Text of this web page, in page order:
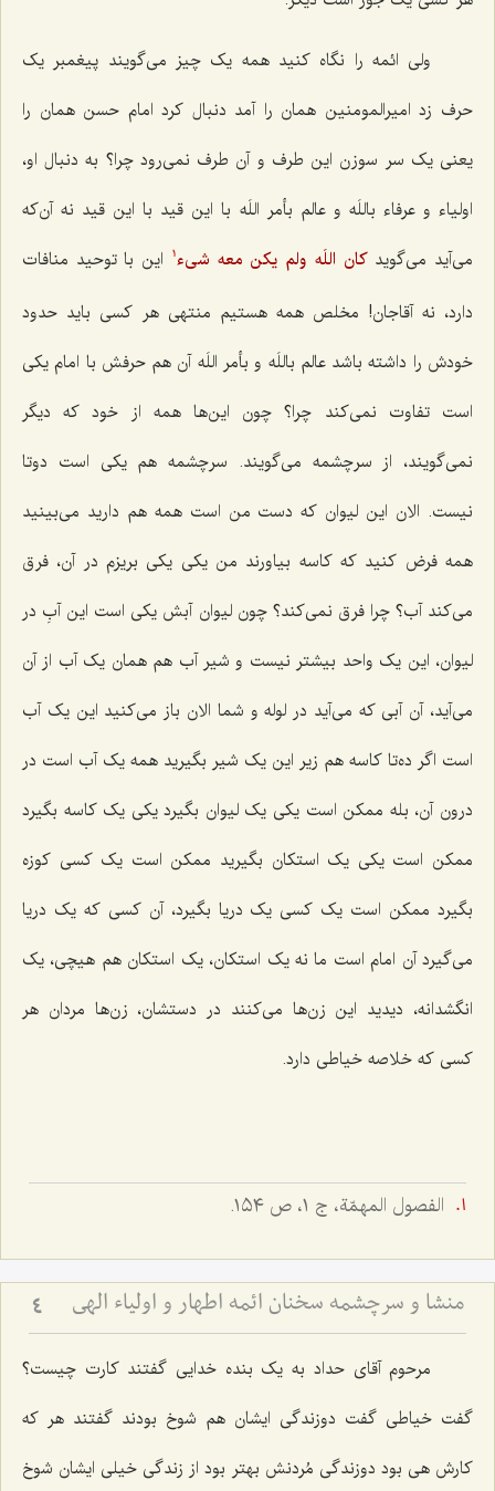
ولی ائمه را نگاه کنید همه یک چیز می‌گویند پیغمبر یک
حرف زد امیرالمومنین همان را آمد دنبال کرد امام حسن همان را
یعنی یک سر سوزن این طرف و آن طرف نمی‌رود چرا؟ به دنبال او،
اولیاء و عرفاء باللَه و عالم بأمر اللَه با این قید با این قید نه آن‌که
می‌آید می‌گوید کان اللَه ولم یکن معه شى‌ء1
این با توحید منافات
دارد، نه آقاجان! مخلص همه هستیم منتهی هر کسی باید حدود
خودش را داشته باشد عالم باللَه و بأمر اللَه آن هم حرفش با امام یکی
است تفاوت نمی‌کند چرا؟ چون این‌ها همه از خود که دیگر
نمی‌گویند، از سرچشمه می‌گویند. سرچشمه هم یکی است دوتا
نیست. الان این لیوان که دست من است همه هم دارید می‌بینید
همه فرض کنید که کاسه بیاورند من یکی یکی بریزم در آن، فرق
می‌کند آب؟ چرا فرق نمی‌کند؟ چون لیوان آبش یکی است این آبِ در
لیوان، این یک واحد بیشتر نیست و شیر آب هم همان یک آب از آن
می‌آید، آن آبی که می‌آید در لوله و شما الان باز می‌کنید این یک آب
است اگر ده‌تا کاسه هم زیر این یک شیر بگیرید همه یک آب است در
درون آن، بله ممکن است یکی یک لیوان بگیرد یکی یک کاسه بگیرد
ممکن است یکی یک استکان بگیرید ممکن است یک کسی کوزه
بگیرد ممکن است یک کسی یک دریا بگیرد، آن کسی که یک دریا
می‌گیرد آن امام است ما نه یک استکان، یک استکان هم هیچی، یک
انگشدانه، دیدید این زن‌ها می‌کنند در دستشان، زن‌ها مردان هر
کسی که خلاصه خیاطی دارد.
الفصول المهمّة، ج ١، ص ١٥٤.
منشا و سرچشمه سخنان ائمه اطهار و اولیاء الهی 4
مرحوم آقای حداد به یک بنده خدایی گفتند کارت چیست؟
گفت خیاطی گفت دوزندگی ایشان هم شوخ بودند گفتند هر که
کارش هی بود دوزندگی مُردنش بهتر بود از زندگی خیلی ایشان‌ شوخ